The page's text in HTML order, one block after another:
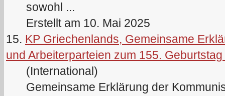
sowohl ...
Erstellt am 10. Mai 2025
15. KP Griechenlands, Gemeinsame
und Arbeiterparteien zum 155.
(International)
Gemeinsame Erklärung der